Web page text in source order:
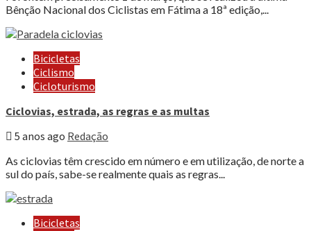
Bênção Nacional dos Ciclistas em Fátima a 18ª edição,...
Bicicletas
Ciclismo
Cicloturismo
Ciclovias, estrada, as regras e as multas
5 anos ago Redação
As ciclovias têm crescido em número e em utilização, de norte a
sul do país, sabe-se realmente quais as regras...
Bicicletas